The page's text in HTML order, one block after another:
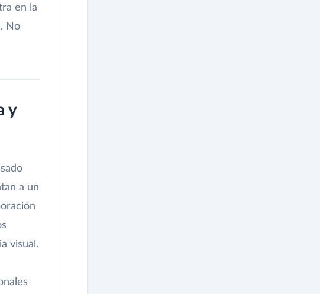
en la
No
y
a un
visual.